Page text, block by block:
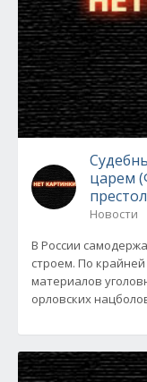
царем
Новости
В России
строем. По
материалов
орловских